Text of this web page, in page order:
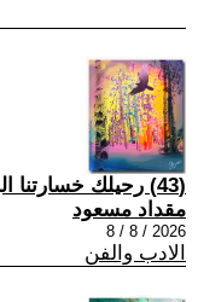
(43) رحيلك خسارتنا الباهظة / للشاعر صبيح عمر
مقداد مسعود
2026 / 8 / 8
الادب والفن